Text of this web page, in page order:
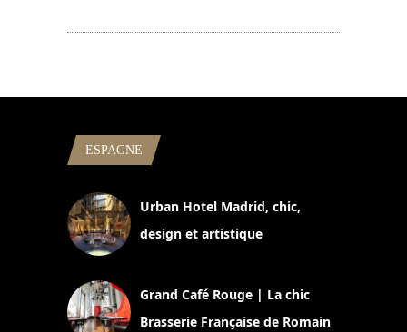
ESPAGNE
Urban Hotel Madrid, chic,
design et artistique
Grand Café Rouge | La chic
Brasserie Française de Romain